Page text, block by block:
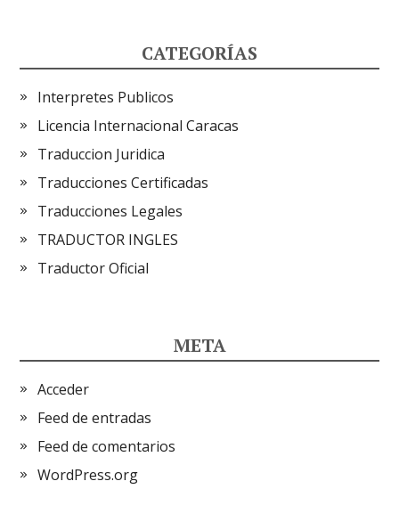
CATEGORÍAS
Interpretes Publicos
Licencia Internacional Caracas
Traduccion Juridica
Traducciones Certificadas
Traducciones Legales
TRADUCTOR INGLES
Traductor Oficial
META
Acceder
Feed de entradas
Feed de comentarios
WordPress.org